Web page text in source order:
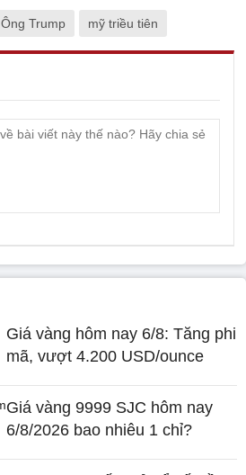
Ông Trump mỹ triều tiên
Giá vàng hôm nay 6/8: Tăng phi
mã, vượt 4.200 USD/ounce
Giá vàng 9999 SJC hôm nay
6/8/2026 bao nhiêu 1 chỉ?